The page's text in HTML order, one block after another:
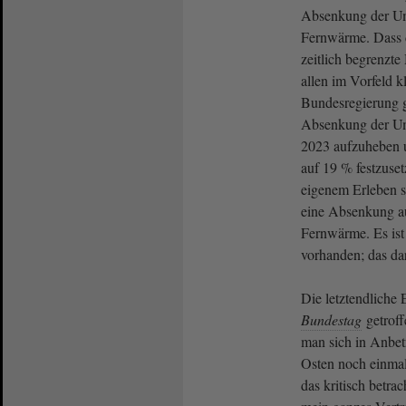
Absenkung der
Fernwärme.
zeitlich
allen im Vorfeld
Bundesregierung
Absenkung der
2023 aufzuheben
auf 19 %
eigenem Erleben
eine Absenkung
Fernwärme. Es
vorhanden; das
Die letztendliche
Bundestag
man sich in
Osten noch
das kritisch